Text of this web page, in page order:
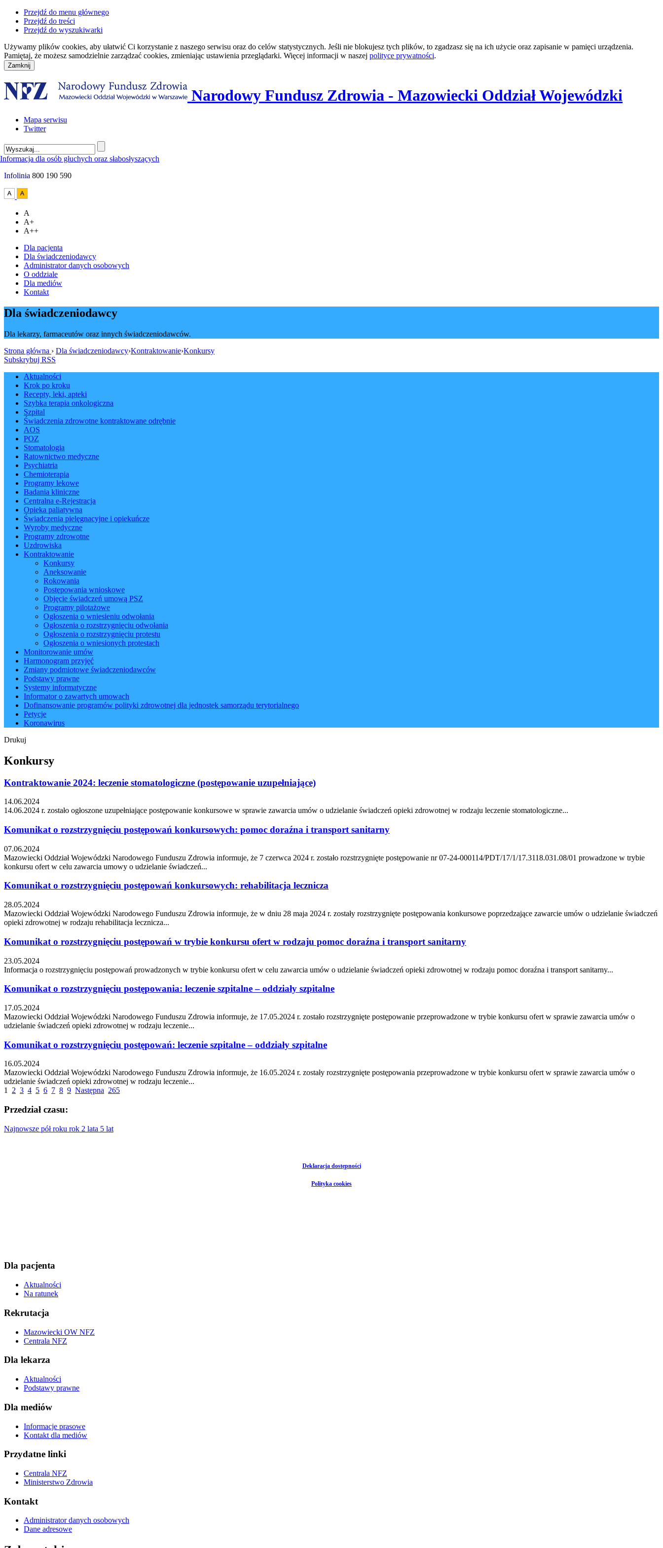
Przejdź do menu głównego
Przejdź do treści
Przejdź do wyszukiwarki
Używamy plików cookies, aby ułatwić Ci korzystanie z naszego serwisu oraz do celów statystycznych. Jeśli nie blokujesz tych plików, to zgadzasz się na ich użycie oraz zapisanie w pamięci urządzenia.
Pamiętaj, że możesz samodzielnie zarządzać cookies, zmieniając ustawienia przeglądarki. Więcej informacji w naszej polityce prywatności.
Narodowy Fundusz Zdrowia - Mazowiecki Oddział Wojewódzki
Mapa serwisu
Twitter
Infolinia 800 190 590
A
A+
A++
Dla pacjenta
Dla świadczeniodawcy
Administrator danych osobowych
O oddziale
Dla mediów
Kontakt
Dla świadczeniodawcy
Dla lekarzy, farmaceutów oraz innych świadczeniodawców.
Strona główna › Dla świadczeniodawcy›Kontraktowanie›Konkursy
Subskrybuj RSS
Aktualności
Krok po kroku
Recepty, leki, apteki
Szybka terapia onkologiczna
Szpital
Świadczenia zdrowotne kontraktowane odrębnie
AOS
POZ
Stomatologia
Ratownictwo medyczne
Psychiatria
Chemioterapia
Programy lekowe
Badania kliniczne
Centralna e-Rejestracja
Opieka paliatywna
Świadczenia pielęgnacyjne i opiekuńcze
Wyroby medyczne
Programy zdrowotne
Uzdrowiska
Kontraktowanie
Konkursy
Aneksowanie
Rokowania
Postępowania wnioskowe
Objęcie świadczeń umową PSZ
Programy pilotażowe
Ogłoszenia o wniesieniu odwołania
Ogłoszenia o rozstrzygnięciu odwołania
Ogłoszenia o rozstrzygnięciu protestu
Ogłoszenia o wniesionych protestach
Monitorowanie umów
Harmonogram przyjęć
Zmiany podmiotowe świadczeniodawców
Podstawy prawne
Systemy informatyczne
Informator o zawartych umowach
Dofinansowanie programów polityki zdrowotnej dla jednostek samorządu terytorialnego
Petycje
Koronawirus
Drukuj
Konkursy
Kontraktowanie 2024: leczenie stomatologiczne (postępowanie uzupełniające)
14.06.2024
14.06.2024 r. zostało ogłoszone uzupełniające postępowanie konkursowe w sprawie zawarcia umów o udzielanie świadczeń opieki zdrowotnej w rodzaju leczenie stomatologiczne...
Komunikat o rozstrzygnięciu postępowań konkursowych: pomoc doraźna i transport sanitarny
07.06.2024
Mazowiecki Oddział Wojewódzki Narodowego Funduszu Zdrowia informuje, że 7 czerwca 2024 r. zostało rozstrzygnięte postępowanie nr 07-24-000114/PDT/17/1/17.3118.031.08/01 prowadzone w trybie
konkursu ofert w celu zawarcia umowy o udzielanie świadczeń...
Komunikat o rozstrzygnięciu postępowań konkursowych: rehabilitacja lecznicza
28.05.2024
Mazowiecki Oddział Wojewódzki Narodowego Funduszu Zdrowia informuje, że w dniu 28 maja 2024 r. zostały rozstrzygnięte postępowania konkursowe poprzedzające zawarcie umów o udzielanie świadczeń
opieki zdrowotnej w rodzaju rehabilitacja lecznicza...
Komunikat o rozstrzygnięciu postępowań w trybie konkursu ofert w rodzaju pomoc doraźna i transport sanitarny
23.05.2024
Informacja o rozstrzygnięciu postępowań prowadzonych w trybie konkursu ofert w celu zawarcia umów o udzielanie świadczeń opieki zdrowotnej w rodzaju pomoc doraźna i transport sanitarny...
Komunikat o rozstrzygnięciu postępowania: leczenie szpitalne – oddziały szpitalne
17.05.2024
Mazowiecki Oddział Wojewódzki Narodowego Funduszu Zdrowia informuje, że 17.05.2024 r. zostało rozstrzygnięte postępowanie przeprowadzone w trybie konkursu ofert w sprawie zawarcia umów o
udzielanie świadczeń opieki zdrowotnej w rodzaju leczenie...
Komunikat o rozstrzygnięciu postępowań: leczenie szpitalne – oddziały szpitalne
16.05.2024
Mazowiecki Oddział Wojewódzki Narodowego Funduszu Zdrowia informuje, że 16.05.2024 r. zostały rozstrzygnięte postępowania przeprowadzone w trybie konkursu ofert w sprawie zawarcia umów o
udzielanie świadczeń opieki zdrowotnej w rodzaju leczenie...
1 2 3 4 5 6 7 8 9 Następna 265
Przedział czasu:
Najnowsze pół roku rok 2 lata 5 lat
Deklaracja dostępności
Polityka cookies
Dla pacjenta
Aktualności
Na ratunek
Rekrutacja
Mazowiecki OW NFZ
Centrala NFZ
Dla lekarza
Aktualności
Podstawy prawne
Dla mediów
Informacje prasowe
Kontakt dla mediów
Przydatne linki
Centrala NFZ
Ministerstwo Zdrowia
Kontakt
Administrator danych osobowych
Dane adresowe